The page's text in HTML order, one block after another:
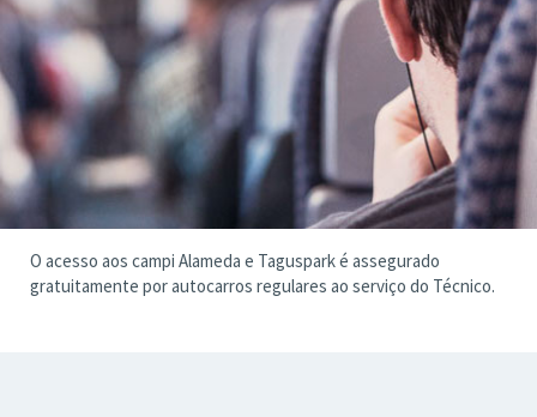
O acesso aos campi Alameda e Taguspark é assegurado
gratuitamente por autocarros regulares ao serviço do Técnico.